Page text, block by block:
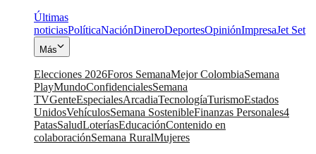
Últimas
noticiasPolíticaNaciónDineroDeportesOpiniónImpresaJet Set
Más
Elecciones 2026Foros SemanaMejor ColombiaSemana
PlayMundoConfidencialesSemana
TVGenteEspecialesArcadiaTecnologíaTurismoEstados
UnidosVehículosSemana SostenibleFinanzas Personales4
PatasSaludLoteríasEducaciónContenido en
colaboraciónSemana RuralMujeres